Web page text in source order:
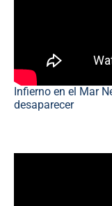
Infierno en el Mar
desaparecer